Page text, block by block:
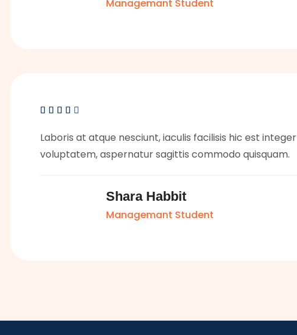
Managemant Student
    
Laboris at atque nesciunt, iaculis facilisis hic est integer
voluptatem, aspernatur sagittis commodo quisquam.
Shara Habbit
Managemant Student